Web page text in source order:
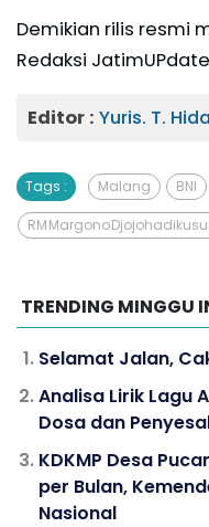
Demikian rilis resmi
Redaksi
Editor : Yuris. T.
Tags : Malang BNI
RM Margono
TRENDING MINGGU
Selamat Jalan,
Analisa Lirik Lagu
Dosa dan
KDKMP Desa
per Bulan,
Nasional